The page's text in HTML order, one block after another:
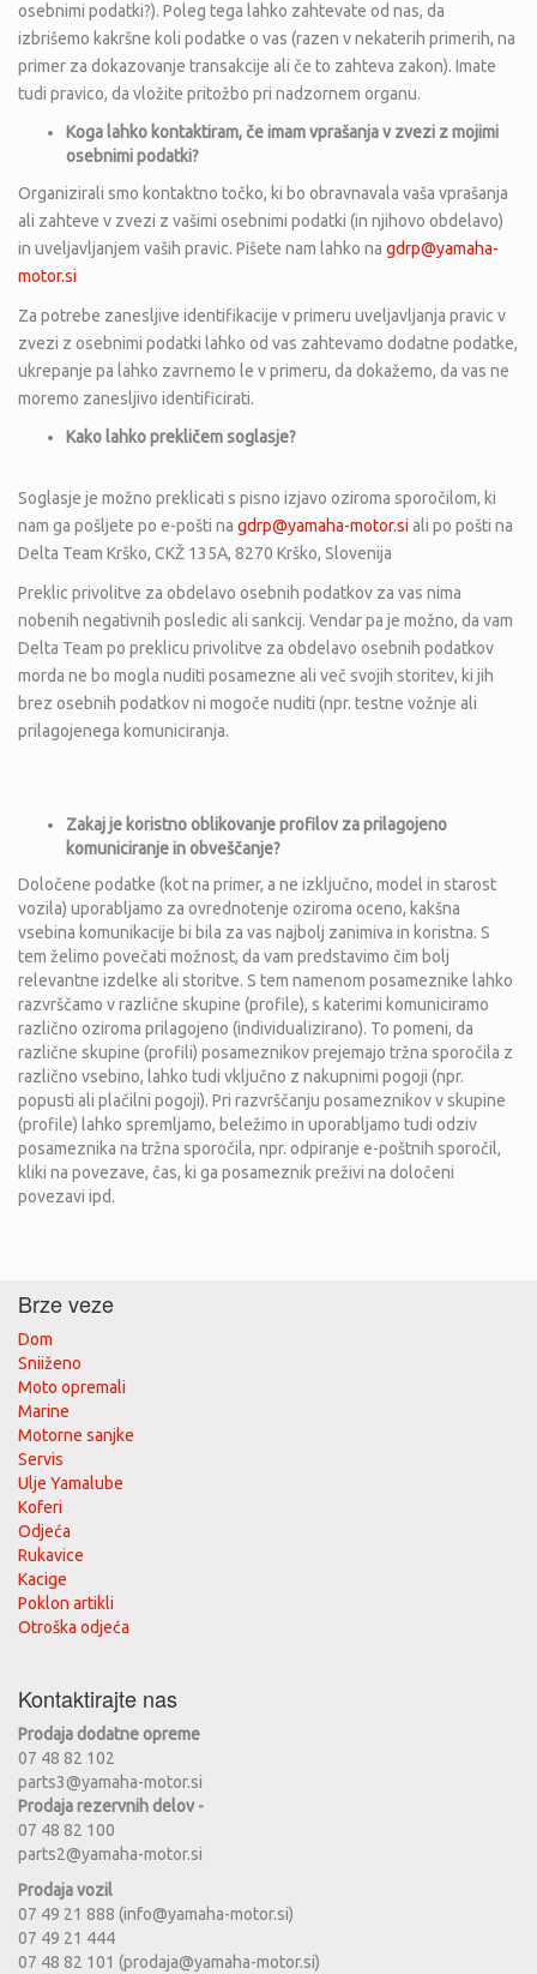
osebnimi podatki?). Poleg tega lahko zahtevate od nas, da
izbrišemo kakršne koli podatke o vas (razen v nekaterih primerih, na
primer za dokazovanje transakcije ali če to zahteva zakon). Imate
tudi pravico, da vložite pritožbo pri nadzornem organu.
Koga lahko kontaktiram, če imam vprašanja v zvezi z mojimi
osebnimi podatki?
Organizirali smo kontaktno točko, ki bo obravnavala vaša vprašanja
ali zahteve v zvezi z vašimi osebnimi podatki (in njihovo obdelavo)
in uveljavljanjem vaših pravic. Pišete nam lahko na gdrp@yamaha-
motor.si
Za potrebe zanesljive identifikacije v primeru uveljavljanja pravic v
zvezi z osebnimi podatki lahko od vas zahtevamo dodatne podatke,
ukrepanje pa lahko zavrnemo le v primeru, da dokažemo, da vas ne
moremo zanesljivo identificirati.
Kako lahko prekličem soglasje?
Soglasje je možno preklicati s pisno izjavo oziroma sporočilom, ki
nam ga pošljete po e-pošti na gdrp@yamaha-motor.si ali po pošti na
Delta Team Krško, CKŽ 135A, 8270 Krško, Slovenija
Preklic privolitve za obdelavo osebnih podatkov za vas nima
nobenih negativnih posledic ali sankcij. Vendar pa je možno, da vam
Delta Team po preklicu privolitve za obdelavo osebnih podatkov
morda ne bo mogla nuditi posamezne ali več svojih storitev, ki jih
brez osebnih podatkov ni mogoče nuditi (npr. testne vožnje ali
prilagojenega komuniciranja.
Zakaj je koristno oblikovanje profilov za prilagojeno
komuniciranje in obveščanje?
Določene podatke (kot na primer, a ne izključno, model in starost
vozila) uporabljamo za ovrednotenje oziroma oceno, kakšna
vsebina komunikacije bi bila za vas najbolj zanimiva in koristna. S
tem želimo povečati možnost, da vam predstavimo čim bolj
relevantne izdelke ali storitve. S tem namenom posameznike lahko
razvrščamo v različne skupine (profile), s katerimi komuniciramo
različno oziroma prilagojeno (individualizirano). To pomeni, da
različne skupine (profili) posameznikov prejemajo tržna sporočila z
različno vsebino, lahko tudi vključno z nakupnimi pogoji (npr.
popusti ali plačilni pogoji). Pri razvrščanju posameznikov v skupine
(profile) lahko spremljamo, beležimo in uporabljamo tudi odziv
posameznika na tržna sporočila, npr. odpiranje e-poštnih sporočil,
kliki na povezave, čas, ki ga posameznik preživi na določeni
povezavi ipd.
Brze veze
Dom
Sniiženo
Moto opremali
Marine
Motorne sanjke
Servis
Ulje Yamalube
Koferi
Odjeća
Rukavice
Kacige
Poklon artikli
Otroška odjeća
Kontaktirajte nas
Prodaja dodatne opreme
07 48 82 102
parts3@yamaha-motor.si
Prodaja rezervnih delov -
07 48 82 100
parts2@yamaha-motor.si
Prodaja vozil
07 49 21 888 (info@yamaha-motor.si)
07 49 21 444
07 48 82 101 (prodaja@yamaha-motor.si)